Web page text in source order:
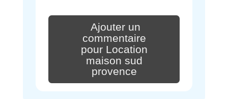
Ajouter un
commentaire
pour Location
maison sud
provence